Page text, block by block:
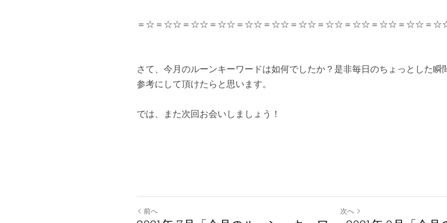
＝☆＝☆☆＝☆☆＝☆☆＝☆☆＝☆☆＝☆☆＝☆☆＝☆☆＝☆☆＝☆☆＝
さて、今月のルーンキーワードは如何でしたか？是非毎日のちょっとした瞬
参考にして頂けたらと思います。
では、また次回お会いしましょう！
前へ 次へ